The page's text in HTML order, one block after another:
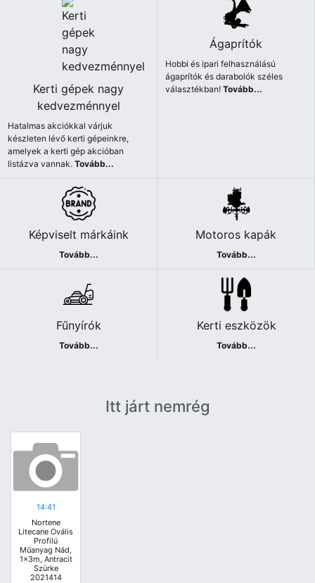
Kerti gépek nagy
kedvezménnyel
Hatalmas akciókkal várjuk
készleten lévő kerti gépeinkre,
amelyek a kerti gép akcióban
listázva vannak.Tovább...
Ágaprítók
Hobbi és ipari felhasználású
ágaprítók és darabolók széles
választékban!Tovább...
Képviselt márkáink
Tovább...
Motoros kapák
Tovább...
Fűnyírók
Tovább...
Kerti eszközök
Tovább...
Itt járt nemrég
14:41
Nortene
Litecane Ovális
Profilú
Műanyag Nád,
1x3m, Antracit
Szürke
2021414